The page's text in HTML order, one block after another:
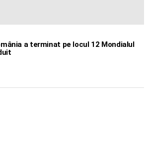
a terminat pe locul 12 Mondialul